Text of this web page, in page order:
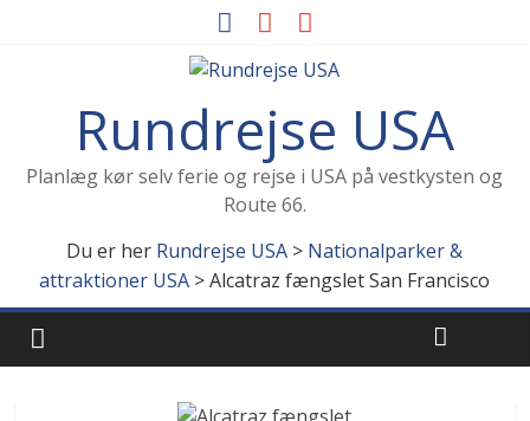
Rundrejse USA
Planlæg kør selv ferie og rejse i USA på vestkysten og
Route 66.
Du er her Rundrejse USA > Nationalparker &
attraktioner USA >Alcatraz fængslet San Francisco